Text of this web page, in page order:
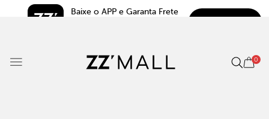
Baixe o APP e Garanta Frete
0